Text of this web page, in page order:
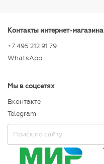
Контакты интернет-магазина
+7 495 212 91 79
WhatsApp
Мы в соцсетях
Вконтакте
Telegram